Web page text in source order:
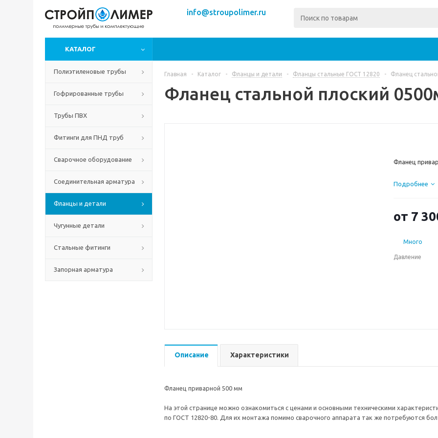
info@stroupolimer.ru
КАТАЛОГ
Полиэтиленовые трубы
Гофрированные трубы
Трубы ПВХ
Фитинги для ПНД труб
Сварочное оборудование
Соединительная арматура
Фланцы и детали
Чугунные детали
Стальные фитинги
Запорная арматура
Главная - Каталог - Фланцы и детали - Фланцы стальные ГОСТ 12820 - Фланец
Фланец стальной плоский
Фланец
На этой
сварочного
так же можете
Подробнее
от 7
Много
Давление
Описание Характеристики
Фланец приварной 500 мм
На этой странице можно ознакомиться с ценами и основными техническими
по ГОСТ 12820-80. Для их монтажа помимо сварочного аппарата так же потребуются